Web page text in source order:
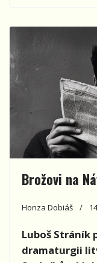
Brožovi na
Honza Dobiáš
Luboš Stráník
dramaturgii